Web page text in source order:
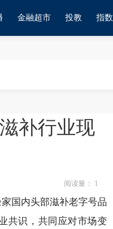
金融超市 投教 指数
补行业现
阅读量： 1
国内头部滋补老字号品
共识，共同应对市场变